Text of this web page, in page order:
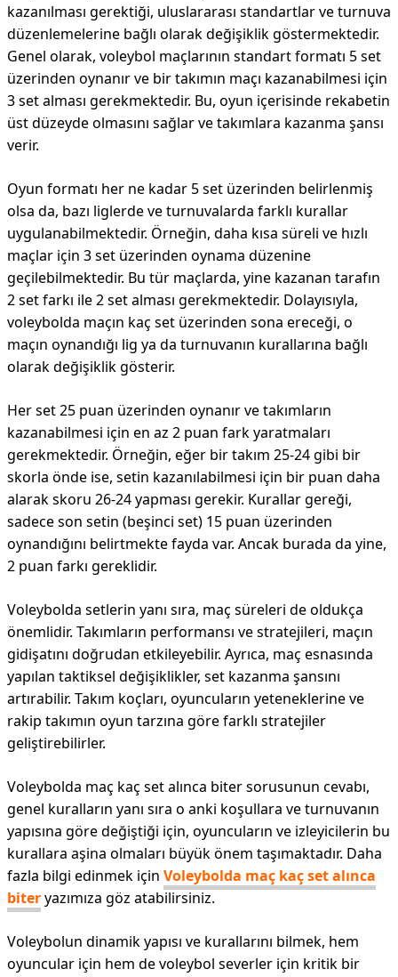
kazanılması gerektiği, uluslararası standartlar ve turnuva
düzenlemelerine bağlı olarak değişiklik göstermektedir.
Genel olarak, voleybol maçlarının standart formatı 5 set
üzerinden oynanır ve bir takımın maçı kazanabilmesi için
3 set alması gerekmektedir. Bu, oyun içerisinde rekabetin
üst düzeyde olmasını sağlar ve takımlara kazanma şansı
verir.
Oyun formatı her ne kadar 5 set üzerinden belirlenmiş
olsa da, bazı liglerde ve turnuvalarda farklı kurallar
uygulanabilmektedir. Örneğin, daha kısa süreli ve hızlı
maçlar için 3 set üzerinden oynama düzenine
geçilebilmektedir. Bu tür maçlarda, yine kazanan tarafın
2 set farkı ile 2 set alması gerekmektedir. Dolayısıyla,
voleybolda maçın kaç set üzerinden sona ereceği, o
maçın oynandığı lig ya da turnuvanın kurallarına bağlı
olarak değişiklik gösterir.
Her set 25 puan üzerinden oynanır ve takımların
kazanabilmesi için en az 2 puan fark yaratmaları
gerekmektedir. Örneğin, eğer bir takım 25-24 gibi bir
skorla önde ise, setin kazanılabilmesi için bir puan daha
alarak skoru 26-24 yapması gerekir. Kurallar gereği,
sadece son setin (beşinci set) 15 puan üzerinden
oynandığını belirtmekte fayda var. Ancak burada da yine,
2 puan farkı gereklidir.
Voleybolda setlerin yanı sıra, maç süreleri de oldukça
önemlidir. Takımların performansı ve stratejileri, maçın
gidişatını doğrudan etkileyebilir. Ayrıca, maç esnasında
yapılan taktiksel değişiklikler, set kazanma şansını
artırabilir. Takım koçları, oyuncuların yeteneklerine ve
rakip takımın oyun tarzına göre farklı stratejiler
geliştirebilirler.
Voleybolda maç kaç set alınca biter sorusunun cevabı,
genel kuralların yanı sıra o anki koşullara ve turnuvanın
yapısına göre değiştiği için, oyuncuların ve izleyicilerin bu
kurallara aşina olmaları büyük önem taşımaktadır. Daha
fazla bilgi edinmek için Voleybolda maç kaç set alınca
biteryazımıza göz atabilirsiniz.
Voleybolun dinamik yapısı ve kurallarını bilmek, hem
oyuncular için hem de voleybol severler için kritik bir